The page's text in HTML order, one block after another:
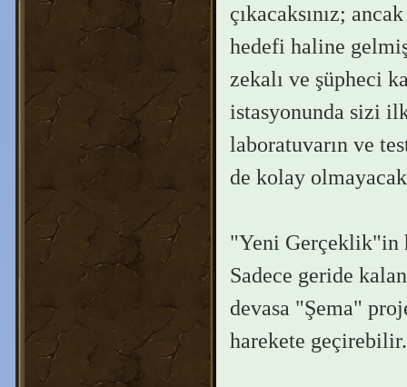
çıkacaksınız;
hedefi haline
zekalı ve şüpheci
istasyonunda sizi
laboratuvarın ve
de kolay
"Yeni Gerçeklik"in
Sadece geride
devasa "Şema"
harekete geçirebilir.